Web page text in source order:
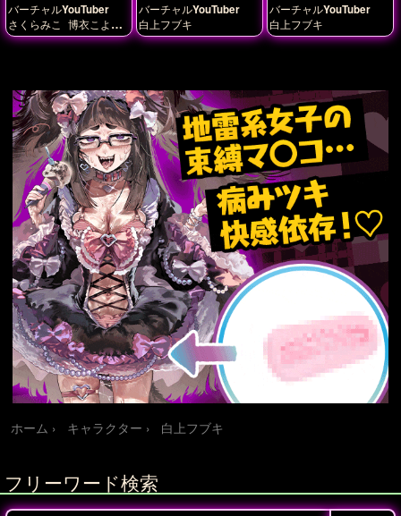
バーチャルYouTuber
さくらみこ 博衣こより
大空スバル 常闇トワ 星
バーチャルYouTuber
白上フブキ
バーチャルYouTuber
白上フブキ
ホーム キャラクター 白上フブキ
フリーワード検索